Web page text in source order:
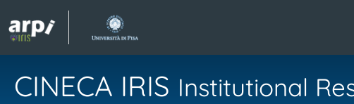
CINECA IRIS Institutional